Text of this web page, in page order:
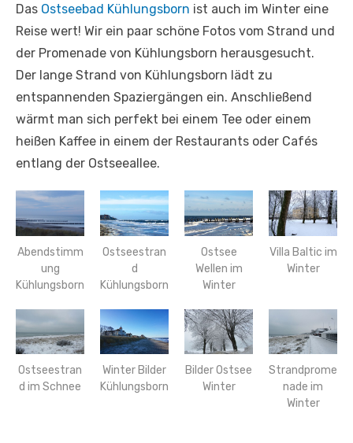
Das Ostseebad Kühlungsborn ist auch im Winter eine
Reise wert! Wir ein paar schöne Fotos vom Strand und
der Promenade von Kühlungsborn herausgesucht.
Der lange Strand von Kühlungsborn lädt zu
entspannenden Spaziergängen ein. Anschließend
wärmt man sich perfekt bei einem Tee oder einem
heißen Kaffee in einem der Restaurants oder Cafés
entlang der Ostseeallee.
Abendstimm
ung
Kühlungsborn
Ostseestran
d
Kühlungsborn
Ostsee
Wellen im
Winter
Villa Baltic im
Winter
Ostseestran
d im Schnee
Winter Bilder
Kühlungsborn
Bilder Ostsee
Winter
Strandprome
nade im
Winter